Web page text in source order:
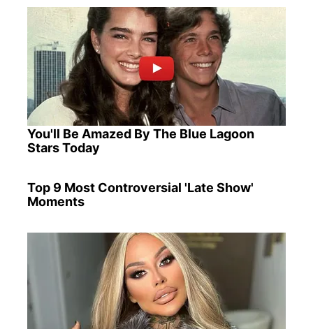
You'll Be Amazed By The Blue Lagoon
Stars Today
Top 9 Most Controversial 'Late Show'
Moments